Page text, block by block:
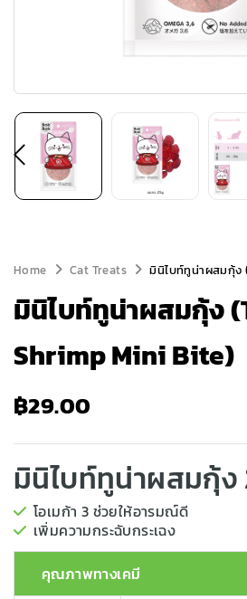
Home Cat Treats มินิไบท์ทูน่าผสมกุ้ง
มินิไบท์ทูน่าผสมกุ้ง
Shrimp Mini Bite)
฿29.00
มินิไบท์ทูน่าผสมกุ้ง
โอเมก้า 3 ช่วยให้อารมณ์ดี
เพิ่มความกระฉับกระเฉง
คุณภาพทางเคมี